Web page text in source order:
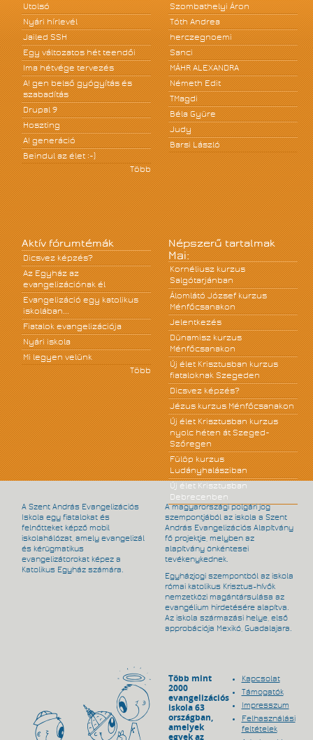
Utolsó
Nyári hírlevél
Jailed SSH
Egy változatos hét teendői
Ima hétvége tervezés
A! gen belső gyógyítás és
szabadítás
Drupal 9
Hoszting
A! generáció
Beindul az élet :-)
Több
Szombathelyi Áron
Tóth Andrea
herczegnoemi
Sanci
MÁHR ALEXANDRA
Németh Edit
TMagdi
Béla Gyüre
Judy
Barsi László
Aktív fórumtémák
Dicsvez képzés?
Az Egyház az
evangelizációnak él
Evangelizáció egy katolikus
iskolában...
Fiatalok evangelizációja
Nyári iskola
Mi legyen velünk
Több
Népszerű tartalmak
Mai:
Kornéliusz kurzus
Salgótarjánban
Álomlátó József kurzus
Ménfőcsanakon
Jelentkezés
Dünamisz kurzus
Ménfőcsanakon
Új élet Krisztusban kurzus
fiataloknak Szegeden
Dicsvez képzés?
Jézus kurzus Ménfőcsanakon
Új élet Krisztusban kurzus
nyolc héten át Szeged-
Szőregen
Fülöp kurzus
Ludányhalásziban
Új élet Krisztusban
Debrecenben
A Szent András Evangelizációs
Iskola egy fiatalokat és
felnőtteket képző mobil
iskolahálózat, amely evangelizál
és kérügmatikus
evangelizátorokat képez a
Katolikus Egyház számára.
A magyarországi polgári jog
szempontjából az iskola a Szent
András Evangelizációs Alapítvány
fő projektje, melyben az
alapítvány önkéntesei
tevékenykednek.
Egyházjogi szempontból az iskola
római katolikus Krisztus-hívők
nemzetközi magántársulása az
evangélium hirdetésére alapítva.
Az iskola származási helye, első
approbációja Mexikó, Guadalajara.
Több mint
2000
evangelizációs
iskola 63
országban,
amelyek
egyek az
Kapcsolat
Támogatók
Impresszum
Felhasználási
feltételek